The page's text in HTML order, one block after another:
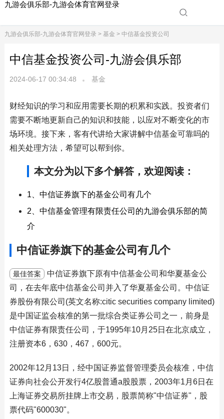
九游会俱乐部-九游会体育官网登录
九游会俱乐部-九游会体育官网登录> 基金 > 中信基金投资公司
中信基金投资公司-九游会俱乐部
2024-06-17 00:34:48 基金
财经知识的学习和应用需要长期的积累和实践。投资者们
需要不断地更新自己的知识和技能，以应对不断变化的市
场环境。接下来，客有代讲给大家讲解中信基金可靠吗的
相关处理方法，希望可以帮到你。
本文分为以下多个解答，欢迎阅读：
1、中信证券旗下的基金公司有几个
2、中信基金管理有限责任公司的九游会俱乐部的简
介
中信证券旗下的基金公司有几个
最佳答案
中信证券旗下原有中信基金公司和华夏基金公
司，在去年底中信基金公司并入了华夏基金公司。中信证
券股份有限公司(英文名称:citic securities company limited)
是中国证监会核准的第一批综合类证券公司之一，前身是
中信证券有限责任公司，于1995年10月25日在北京成立，
注册资本6，630，467，600元。
2002年12月13日，经中国证券监督管理委员会核准，中信
证券向社会公开发行4亿股普通a股股票，2003年1月6日在
上海证券交易所挂牌上市交易，股票简称"中信证券"，股
票代码"600030"。